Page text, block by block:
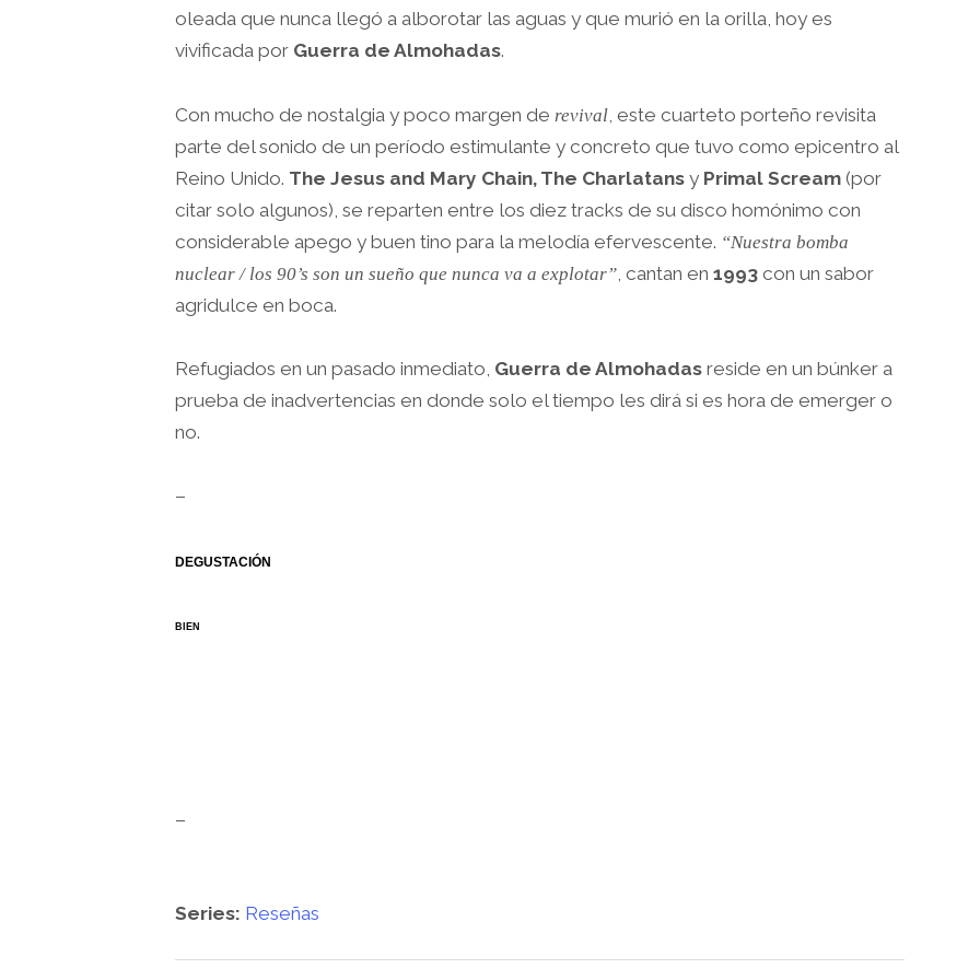
oleada que nunca llegó a alborotar las aguas y que murió en la orilla, hoy es
vivificada por Guerra de Almohadas.
Con mucho de nostalgia y poco margen de revival , este cuarteto porteño revisita
parte del sonido de un período estimulante y concreto que tuvo como epicentro al
Reino Unido. The Jesus and Mary Chain, The Charlatans y Primal Scream (por
citar solo algunos), se reparten entre los diez tracks de su disco homónimo con
considerable apego y buen tino para la melodía efervescente. “Nuestra bomba
nuclear / los 90’s son un sueño que nunca va a explotar” , cantan en 1993 con un sabor
agridulce en boca.
Refugiados en un pasado inmediato, Guerra de Almohadas reside en un búnker a
prueba de inadvertencias en donde solo el tiempo les dirá si es hora de emerger o
no.
–
DEGUSTACIÓN
BIEN
–
Series: Reseñas